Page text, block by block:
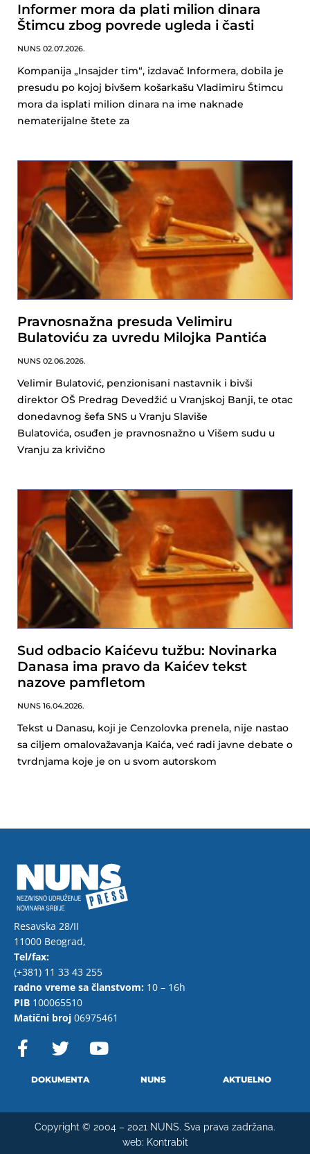
Informer mora da plati milion dinara
Štimcu zbog povrede ugleda i časti
NUNS 02.07.2026.
Kompanija „Insajder tim“, izdavač Informera, dobila je
presudu po kojoj bivšem košarkašu Vladimiru Štimcu
mora da isplati milion dinara na ime naknade
nematerijalne štete za
Pravnosnažna presuda Velimiru
Bulatoviću za uvredu Milojka Pantića
NUNS 02.06.2026.
Velimir Bulatović, penzionisani nastavnik i bivši
direktor OŠ Predrag Devedžić u Vranjskoj Banji, te otac
donedavnog šefa SNS u Vranju Slaviše
Bulatovića, osuđen je pravnosnažno u Višem sudu u
Vranju za krivično
Sud odbacio Kaićevu tužbu: Novinarka
Danasa ima pravo da Kaićev tekst
nazove pamfletom
NUNS 16.04.2026.
Tekst u Danasu, koji je Cenzolovka prenela, nije nastao
sa ciljem omalovažavanja Kaića, već radi javne debate o
tvrdnjama koje je on u svom autorskom
Resavska 28/II
11000 Beograd,
Tel/fax:
(+381) 11 33 43 255
radno vreme sa članstvom: 10 – 16h
PIB 100065510
Matični broj 06975461
F
a
o
w
t
e
r
o
b
e
DOKUMENTA NUNS AKTUELNO
Copyright © 2004 – 2021 NUNS. Sva prava zadržana.
web: Kontrabit